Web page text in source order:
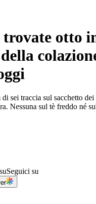
trovate otto
sei traccia sul sacchetto dei
Nessuna sul tè freddo né
suSeguici su